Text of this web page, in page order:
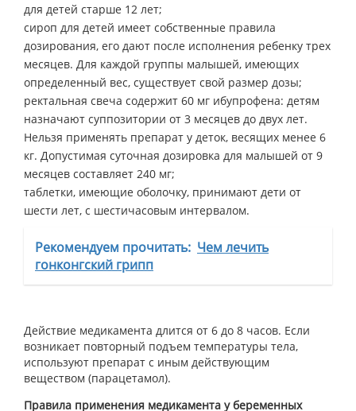
для детей старше 12 лет;
сироп для детей имеет собственные правила
дозирования, его дают после исполнения ребенку трех
месяцев. Для каждой группы малышей, имеющих
определенный вес, существует свой размер дозы;
ректальная свеча содержит 60 мг ибупрофена: детям
назначают суппозитории от 3 месяцев до двух лет.
Нельзя применять препарат у деток, весящих менее 6
кг. Допустимая суточная дозировка для малышей от 9
месяцев составляет 240 мг;
таблетки, имеющие оболочку, принимают дети от
шести лет, с шестичасовым интервалом.
Рекомендуем прочитать: Чем лечить
гонконгский грипп
Действие медикамента длится от 6 до 8 часов. Если
возникает повторный подъем температуры тела,
используют препарат с иным действующим
веществом (парацетамол).
Правила применения медикамента у беременных